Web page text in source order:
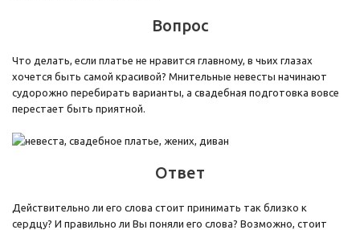
Вопрос
Что делать, если платье не нравится главному, в чьих глазах
хочется быть самой красивой? Мнительные невесты начинают
судорожно перебирать варианты, а свадебная подготовка вовсе
перестает быть приятной.
Ответ
Действительно ли его слова стоит принимать так близко к
сердцу? И правильно ли Вы поняли его слова? Возможно, стоит